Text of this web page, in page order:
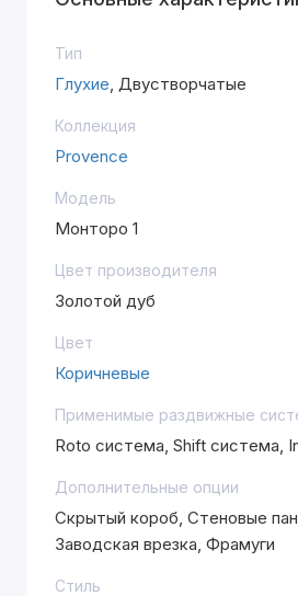
Тип
Глухие, Двустворчатые
Коллекция
Provence
Модель
Монторо 1
Цвет производителя
Золотой дуб
Цвет
Коричневые
Применимые раздвижные
Roto система, Shift система,
Дополнительные опции
Скрытый короб, Стеновые
Заводская врезка, Фрамуги
Стиль